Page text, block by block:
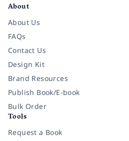
About
About Us
FAQs
Contact Us
Design Kit
Brand Resources
Publish Book/E-book
Bulk Order
Tools
Request a Book